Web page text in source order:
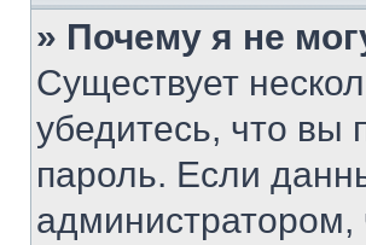
» Почему я не
Существует
убедитесь, что вы
пароль. Если